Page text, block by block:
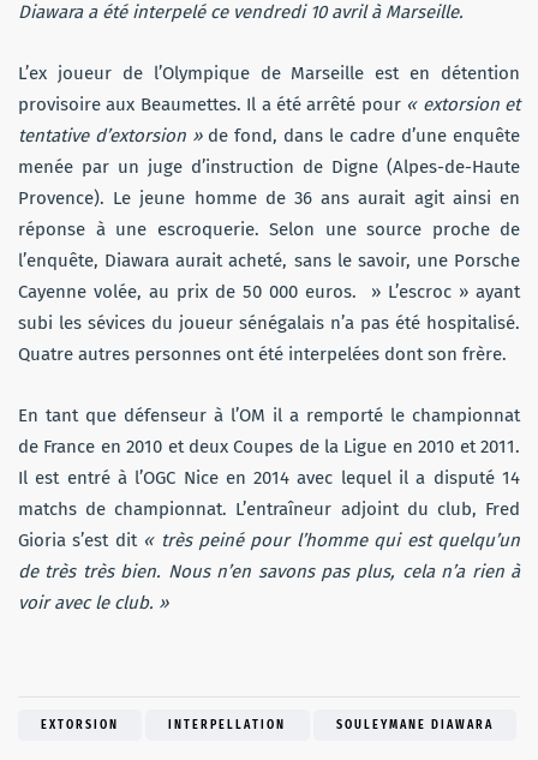
Diawara a été interpelé ce vendredi 10 avril à Marseille.
L’ex joueur de l’Olympique de Marseille est en détention
provisoire aux Beaumettes. Il a été arrêté pour « extorsion et
tentative d’extorsion » de fond, dans le cadre d’une enquête
menée par un juge d’instruction de Digne (Alpes-de-Haute
Provence). Le jeune homme de 36 ans aurait agit ainsi en
réponse à une escroquerie. Selon une source proche de
l’enquête, Diawara aurait acheté, sans le savoir, une Porsche
Cayenne volée, au prix de 50 000 euros. » L’escroc » ayant
subi les sévices du joueur sénégalais n’a pas été hospitalisé.
Quatre autres personnes ont été interpelées dont son frère.
En tant que défenseur à l’OM il a remporté le championnat
de France en 2010 et deux Coupes de la Ligue en 2010 et 2011.
Il est entré à l’OGC Nice en 2014 avec lequel il a disputé 14
matchs de championnat. L’entraîneur adjoint du club, Fred
Gioria s’est dit « très peiné pour l’homme qui est quelqu’un
de très très bien. Nous n’en savons pas plus, cela n’a rien à
voir avec le club. »
EXTORSION INTERPELLATION SOULEYMANE DIAWARA